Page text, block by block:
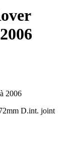
2006
D.int. joint